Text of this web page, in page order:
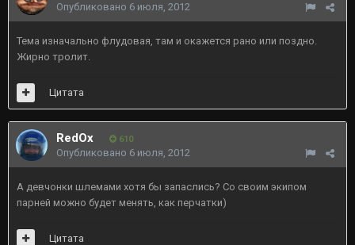
Опубликовано 6 июля, 2012
Тема изначально флудовая, там и окажется рано или поздно.
Жирно тролит.
Цитата
RedOx 610
Опубликовано 6 июля, 2012
А девчонки шлемами хотя бы запаслись? Со своим экипом
парней можно будет менять, как перчатки)
Цитата